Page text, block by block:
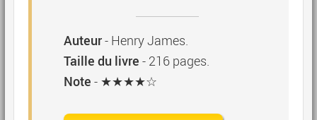
Auteur- Henry James.
Taille du livre - 216pages.
Note - ★★★★☆